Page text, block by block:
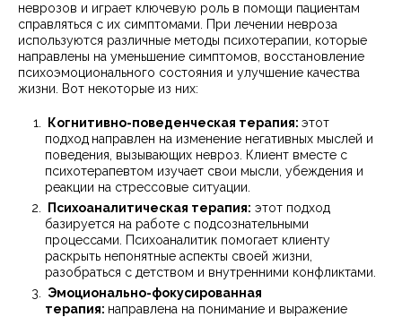
неврозов и играет ключевую роль в помощи пациентам
справляться с их симптомами. При лечении невроза
используются различные методы психотерапии, которые
направлены на уменьшение симптомов, восстановление
психоэмоционального состояния и улучшение качества
жизни. Вот некоторые из них:
Когнитивно-поведенческая терапия: этот
подход направлен на изменение негативных мыслей и
поведения, вызывающих невроз. Клиент вместе с
психотерапевтом изучает свои мысли, убеждения и
реакции на стрессовые ситуации.
Психоаналитическая терапия: этот подход
базируется на работе с подсознательными
процессами. Психоаналитик помогает клиенту
раскрыть непонятные аспекты своей жизни,
разобраться с детством и внутренними конфликтами.
Эмоционально-фокусированная
терапия: направлена на понимание и выражение